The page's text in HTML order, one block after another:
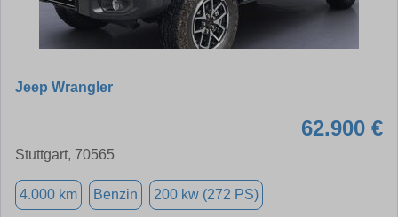
Jeep Wrangler
62.900 €
Stuttgart, 70565
4.000 km Benzin 200 kw (272 PS)